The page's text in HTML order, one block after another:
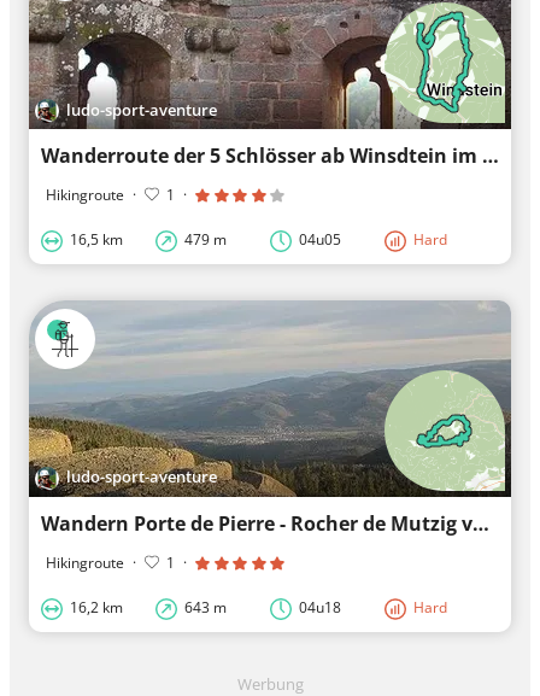
ludo-sport-aventure
Wanderroute der 5 Schlösser ab Winsdtein im Bas-Rhin
Hikingroute · 1 ·
16,5 km 479 m 04u05 Hard
ludo-sport-aventure
Wandern Porte de Pierre - Rocher de Mutzig von Gensbourg (Oberhaslach - Elsass)
Hikingroute · 1 ·
16,2 km 643 m 04u18 Hard
Werbung